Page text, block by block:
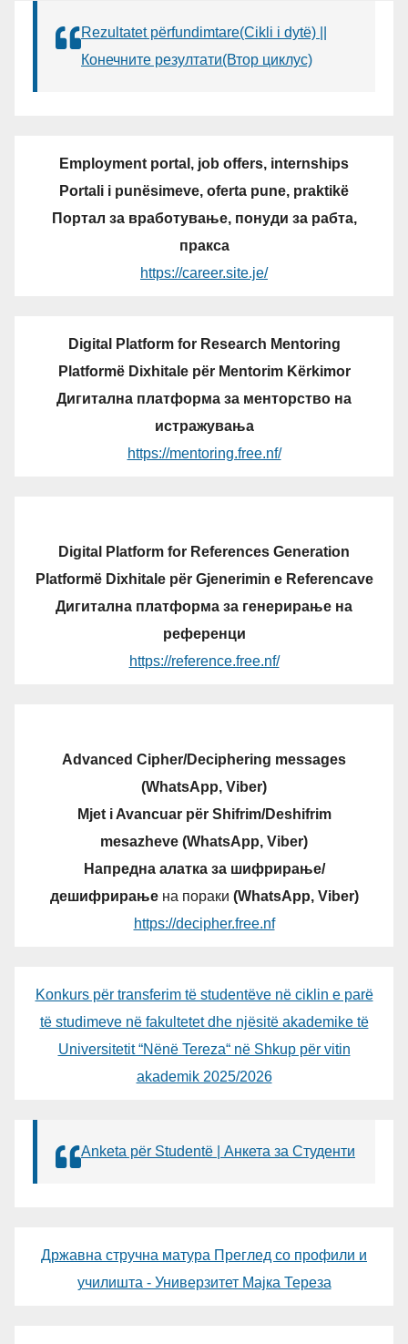
Rezultatet përfundimtare(Cikli i dytë) ||
Конечните резултати(Втор циклус)
Employment portal, job offers, internships
Portali i punësimeve, oferta pune, praktikë
Портал за вработување, понуди за рабта,
пракса
https://career.site.je/
Digital Platform for Research Mentoring
Platformë Dixhitale për Mentorim Kërkimor
Дигитална платформа за менторство на
истражувања
https://mentoring.free.nf/
Digital Platform for References Generation
Platformë Dixhitale për Gjenerimin e Referencave
Дигитална платформа за генерирање на
референци
https://reference.free.nf/
Advanced Cipher/Deciphering messages
(WhatsApp, Viber)
Mjet i Avancuar për Shifrim/Deshifrim
mesazheve (WhatsApp, Viber)
Напредна алатка за шифрирање/
дешифрирањена пораки (WhatsApp, Viber)
https://decipher.free.nf
Konkurs për transferim të studentëve në ciklin e parë
të studimeve në fakultetet dhe njësitë akademike të
Universitetit “Nënë Tereza“ në Shkup për vitin
akademik 2025/2026
Anketa për Studentë | Анкета за Студенти
Државна стручна матура Преглед со профили и
училишта - Универзитет Мајка Тереза